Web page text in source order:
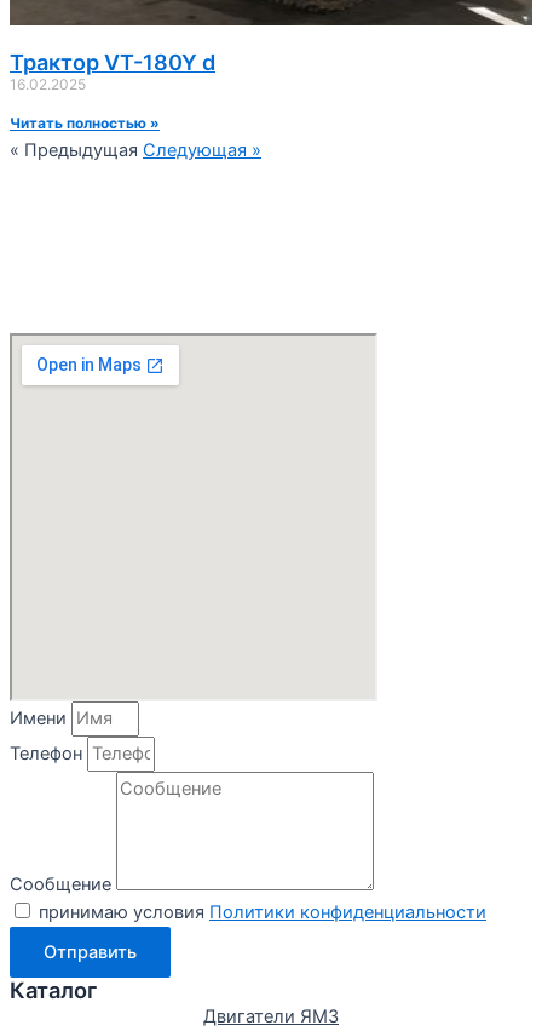
Трактор VT-180Y d
16.02.2025
Читать полностью »
« Предыдущая Следующая »
Имени
Телефон
Сообщение
принимаю условия Политики конфиденциальности
Отправить
Каталог
Двигатели ЯМЗ